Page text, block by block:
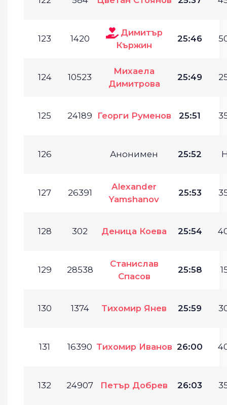
123 1420
Димитър
Кържин
25:46
124 10523
Михаела
Димитрова
25:49
125 24189 Георги Руменов 25:51
126 Анонимен 25:52
127 26391
Alexander
Yamshanov
25:53
128 302 Деница Коева 25:54
129 28538
Станислав
Спасов
25:58
130 1374 Тихомир Янев 25:59
131 16390 Тихомир Иванов 26:00
132 24907 Петър Добрев 26:03